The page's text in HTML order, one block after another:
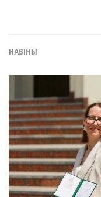
НАВІНЫ